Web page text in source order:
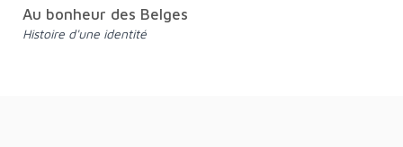
Au bonheur des Belges
Histoire d'une identité